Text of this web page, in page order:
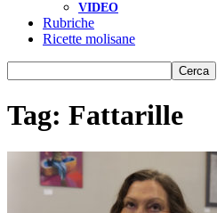
VIDEO
Rubriche
Ricette molisane
Tag: Fattarille